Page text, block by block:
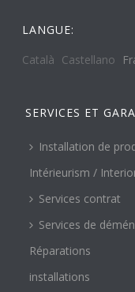
LANGUE:
Català Castellano
SERVICES ET
Installation de
Intérieurism /
Services contrat
Services de
Réparations
installations